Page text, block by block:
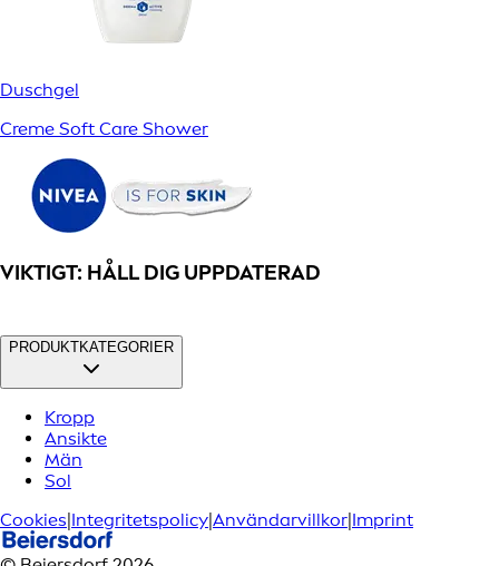
Duschgel
Creme Soft Care Shower
VIKTIGT: HÅLL DIG UPPDATERAD
PRODUKTKATEGORIER
Kropp
Ansikte
Män
Sol
Cookies|Integritetspolicy|Användarvillkor|Imprint